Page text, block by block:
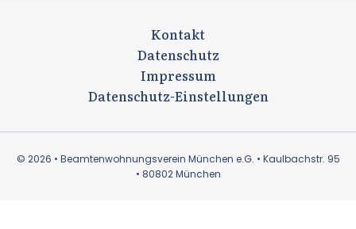
Kontakt
Datenschutz
Impressum
Datenschutz-Einstellungen
© 2026 • Beamtenwohnungsverein München e.G. • Kaulbachstr. 95
• 80802 München